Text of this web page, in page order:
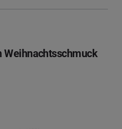
Weihnachtsschmuck